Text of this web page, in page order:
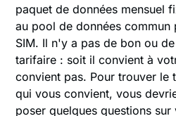
paquet de données mensuel
au pool de données commun
SIM. Il n'y a pas de bon ou
tarifaire : soit il convient à
convient pas. Pour trouver le
qui vous convient, vous
poser quelques questions sur